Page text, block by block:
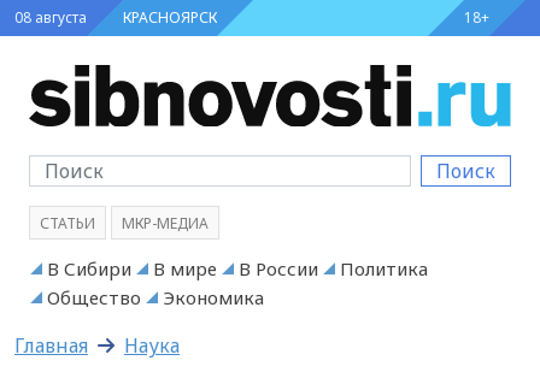
08 августа КРАСНОЯРСК 18+
Поиск
СТАТЬИ МКР-МЕДИА
В Сибири В мире В России
Политика
Общество
Экономика
Главная Наука